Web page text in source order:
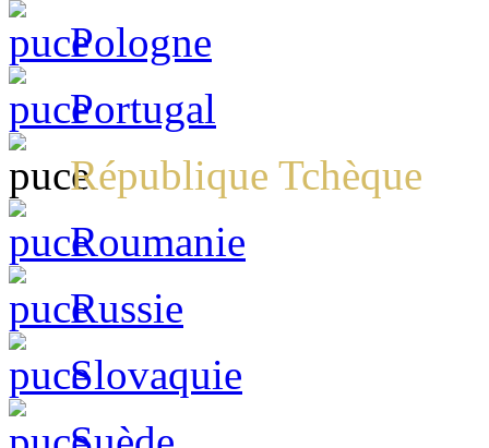
Pologne
Portugal
République Tchèque
Roumanie
Russie
Slovaquie